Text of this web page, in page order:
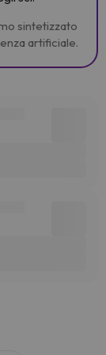
sintetizzato
artificiale.